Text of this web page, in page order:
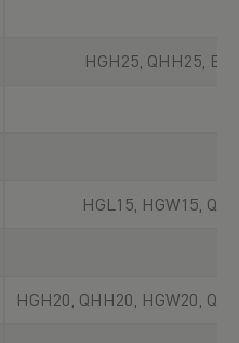
HGH25, QHH25,
HGL15, HGW15,
HGH20, QHH20, HGW20,